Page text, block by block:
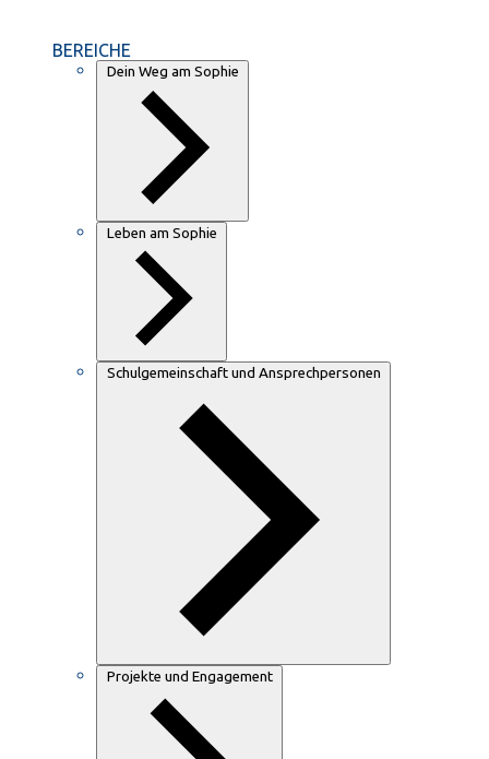
BEREICHE
Dein Weg am Sophie
Leben am Sophie
Schulgemeinschaft und Ansprechpersonen
Projekte und Engagement